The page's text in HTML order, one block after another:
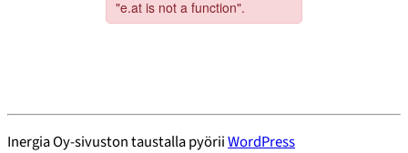
Inergia Oy-sivuston taustalla pyöriiWordPress